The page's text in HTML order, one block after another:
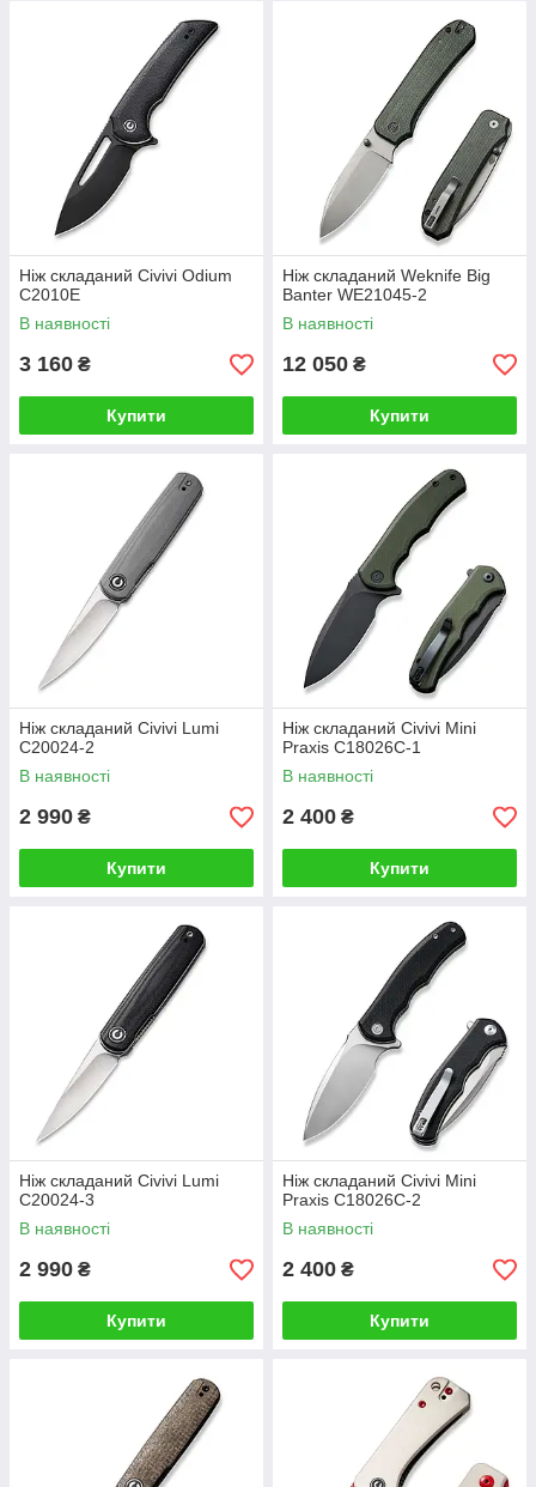
Ніж складаний Civivi Odium
C2010E
В наявності
3 160 ₴
Купити
Ніж складаний Weknife Big
Banter WE21045-2
В наявності
12 050 ₴
Купити
Ніж складаний Civivi Lumi
C20024-2
В наявності
2 990 ₴
Купити
Ніж складаний Civivi Mini
Praxis C18026C-1
В наявності
2 400 ₴
Купити
Ніж складаний Civivi Lumi
C20024-3
В наявності
2 990 ₴
Купити
Ніж складаний Civivi Mini
Praxis C18026C-2
В наявності
2 400 ₴
Купити